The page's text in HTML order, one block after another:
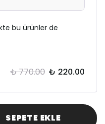
bu ürünler de
₺ 770.00 ₺ 220.00
SEPETE EKLE